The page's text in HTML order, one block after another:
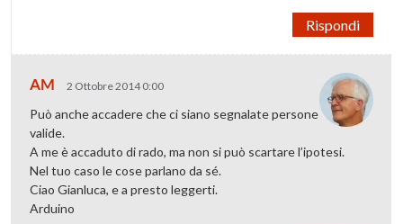
Rispondi
AM 2 Ottobre 2014 0:00
Può anche accadere che ci siano segnalate persone
valide.
A me è accaduto di rado, ma non si può scartare l’ipotesi.
Nel tuo caso le cose parlano da sé.
Ciao Gianluca, e a presto leggerti.
Arduino